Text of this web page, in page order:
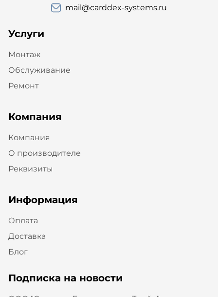
mail@carddex-systems.ru
Услуги
Монтаж
Обслуживание
Ремонт
Компания
Компания
О производителе
Реквизиты
Информация
Оплата
Доставка
Блог
Подписка на новости